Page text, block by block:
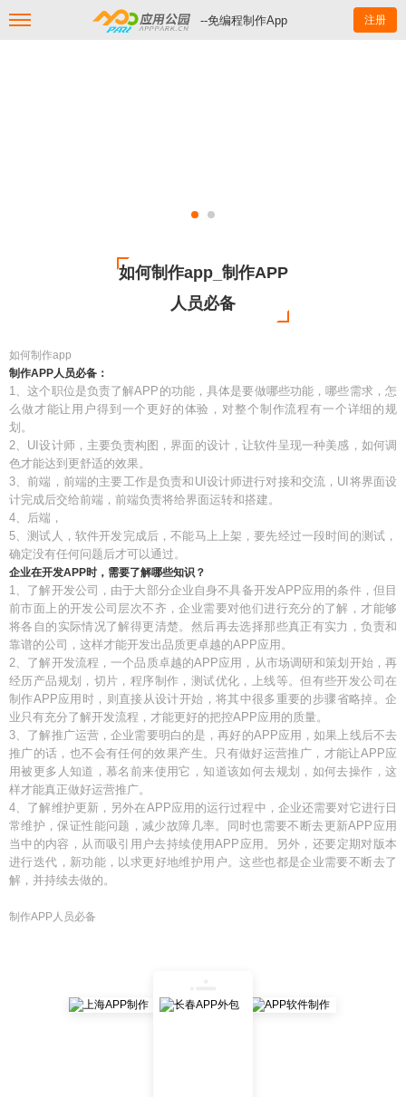
--免编程制作App 注册
如何制作app_制作APP
人员必备
如何制作app
制作APP人员必备：
1、这个职位是负责了解APP的功能，具体是要做哪些功能，哪些需求，怎
么做才能让用户得到一个更好的体验，对整个制作流程有一个详细的规
划。
2、UI设计师，主要负责构图，界面的设计，让软件呈现一种美感，如何调
色才能达到更舒适的效果。
3、前端，前端的主要工作是负责和UI设计师进行对接和交流，UI将界面设
计完成后交给前端，前端负责将给界面运转和搭建。
4、后端，
5、测试人，软件开发完成后，不能马上上架，要先经过一段时间的测试，
确定没有任何问题后才可以通过。
企业在开发APP时，需要了解哪些知识？
1、了解开发公司，由于大部分企业自身不具备开发APP应用的条件，但目
前市面上的开发公司层次不齐，企业需要对他们进行充分的了解，才能够
将各自的实际情况了解得更清楚。然后再去选择那些真正有实力，负责和
靠谱的公司，这样才能开发出品质更卓越的APP应用。
2、了解开发流程，一个品质卓越的APP应用，从市场调研和策划开始，再
经历产品规划，切片，程序制作，测试优化，上线等。但有些开发公司在
制作APP应用时，则直接从设计开始，将其中很多重要的步骤省略掉。企
业只有充分了解开发流程，才能更好的把控APP应用的质量。
3、了解推广运营，企业需要明白的是，再好的APP应用，如果上线后不去
推广的话，也不会有任何的效果产生。只有做好运营推广，才能让APP应
用被更多人知道，慕名前来使用它，知道该如何去规划，如何去操作，这
样才能真正做好运营推广。
4、了解维护更新，另外在APP应用的运行过程中，企业还需要对它进行日
常维护，保证性能问题，减少故障几率。同时也需要不断去更新APP应用
当中的内容，从而吸引用户去持续使用APP应用。另外，还要定期对版本
进行迭代，新功能，以求更好地维护用户。这些也都是企业需要不断去了
解，并持续去做的。
制作APP人员必备